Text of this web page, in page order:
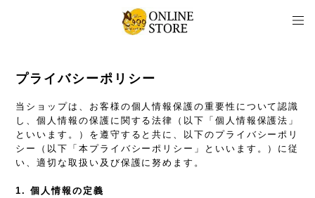
プライバシーポリシー
当ショップは、お客様の個人情報保護の重要性について認識
し、個人情報の保護に関する法律（以下「個人情報保護法」
といいます。）を遵守すると共に、以下のプライバシーポリ
シー（以下「本プライバシーポリシー」といいます。）に従
い、適切な取扱い及び保護に努めます。
1. 個人情報の定義